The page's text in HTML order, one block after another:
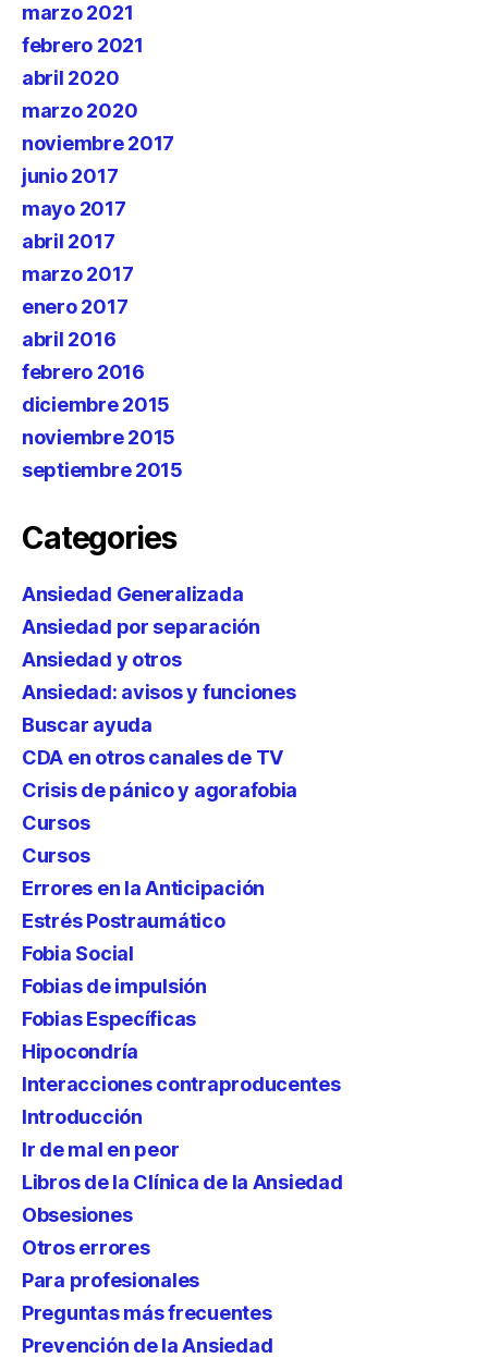
marzo 2021
febrero 2021
abril 2020
marzo 2020
noviembre 2017
junio 2017
mayo 2017
abril 2017
marzo 2017
enero 2017
abril 2016
febrero 2016
diciembre 2015
noviembre 2015
septiembre 2015
Categories
Ansiedad Generalizada
Ansiedad por separación
Ansiedad y otros
Ansiedad: avisos y funciones
Buscar ayuda
CDA en otros canales de TV
Crisis de pánico y agorafobia
Cursos
Cursos
Errores en la Anticipación
Estrés Postraumático
Fobia Social
Fobias de impulsión
Fobias Específicas
Hipocondría
Interacciones contraproducentes
Introducción
Ir de mal en peor
Libros de la Clínica de la Ansiedad
Obsesiones
Otros errores
Para profesionales
Preguntas más frecuentes
Prevención de la Ansiedad